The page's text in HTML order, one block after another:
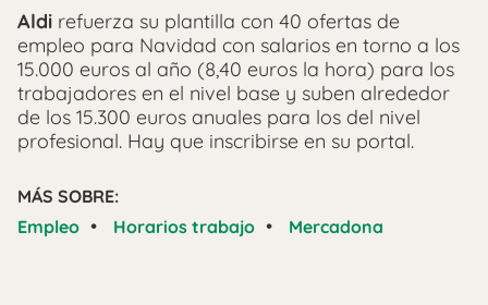
Aldi refuerza su plantilla con 40 ofertas de
empleo para Navidad con salarios en torno a los
15.000 euros al año (8,40 euros la hora) para los
trabajadores en el nivel base y suben alrededor
de los 15.300 euros anuales para los del nivel
profesional. Hay que inscribirse en su portal.
MÁS SOBRE:
Empleo • Horarios trabajo • Mercadona